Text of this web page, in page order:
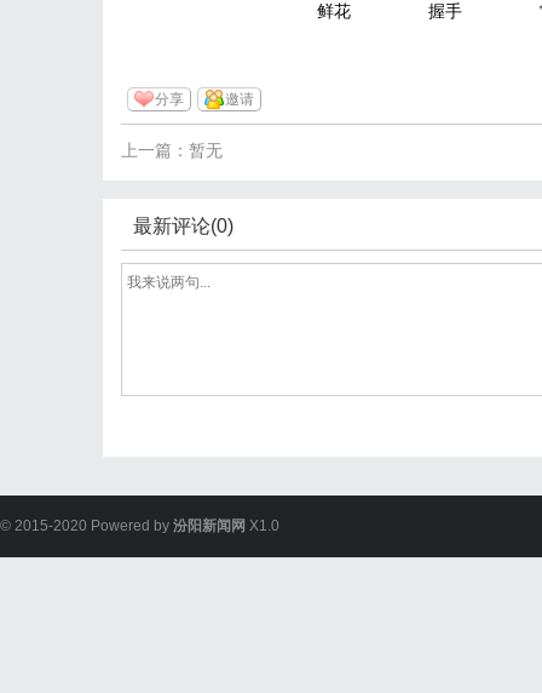
鲜花 握手
分享 邀请
上一篇：暂无
最新评论(0)
© 2015-2020 Powered by 汾阳新闻网 X1.0